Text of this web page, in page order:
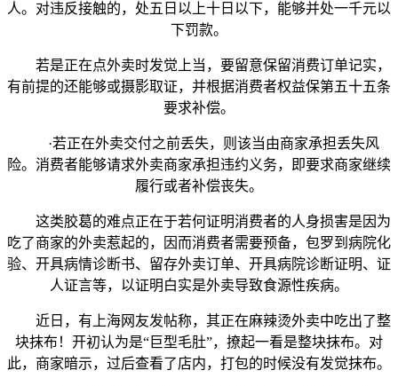
人。对违反接触的，处五日以上十日以下，能够并处一千元以
下罚款。
若是正在点外卖时发觉上当，要留意保留消费订单记实，
有前提的还能够或摄影取证，并根据消费者权益保第五十五条
要求补偿。
·若正在外卖交付之前丢失，则该当由商家承担丢失风
险。消费者能够请求外卖商家承担违约义务，即要求商家继续
履行或者补偿丧失。
这类胶葛的难点正在于若何证明消费者的人身损害是因为
吃了商家的外卖惹起的，因而消费者需要预备，包罗到病院化
验、开具病情诊断书、留存外卖订单、开具病院诊断证明、证
人证言等，以证明白实是外卖导致食源性疾病。
近日，有上海网友发帖称，其正在麻辣烫外卖中吃出了整
块抹布！开初认为是“巨型毛肚”，撩起一看是整块抹布。对
此，商家暗示，过后查看了店内，打包的时候没有发觉抹布。